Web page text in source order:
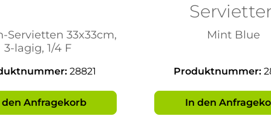
Servietten 33x33cm,
3-lagig, 1/4 F
28821
den Anfragekorb
33x33cm, 3-
Mint Blue
Produktnummer:
In den